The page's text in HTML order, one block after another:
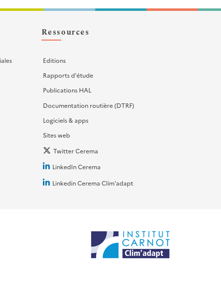
Ressources
Editions
Rapports d'étude
Publications HAL
Documentation routière (DTRF)
Logiciels & apps
Sites web
Twitter Cerema
LinkedIn Cerema
Linkedin Cerema Clim'adapt